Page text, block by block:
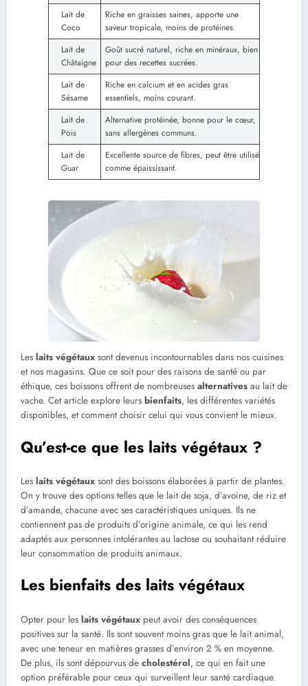
Lait de
Coco
Riche en graisses saines, apporte une
saveur tropicale, moins de protéines.
Lait de
Châtaigne
Goût sucré naturel, riche en minéraux, bien
pour des recettes sucrées.
Lait de
Sésame
Riche en calcium et en acides gras
essentiels, moins courant.
Lait de
Pois
Alternative protéinée, bonne pour le cœur,
sans allergènes communs.
Lait de
Guar
Excellente source de fibres, peut être utilisé
comme épaississant.
Les laits végétaux sont devenus incontournables dans nos cuisines
et nos magasins. Que ce soit pour des raisons de santé ou par
éthique, ces boissons offrent de nombreuses alternatives au lait de
vache. Cet article explore leurs bienfaits, les différentes variétés
disponibles, et comment choisir celui qui vous convient le mieux.
Qu’est-ce que les laits végétaux ?
Les laits végétaux sont des boissons élaborées à partir de plantes.
On y trouve des options telles que le lait de soja, d’avoine, de riz et
d’amande, chacune avec ses caractéristiques uniques. Ils ne
contiennent pas de produits d’origine animale, ce qui les rend
adaptés aux personnes intolérantes au lactose ou souhaitant réduire
leur consommation de produits animaux.
Les bienfaits des laits végétaux
Opter pour les laits végétaux peut avoir des conséquences
positives sur la santé. Ils sont souvent moins gras que le lait animal,
avec une teneur en matières grasses d’environ 2 % en moyenne.
De plus, ils sont dépourvus de cholestérol, ce qui en fait une
option préférable pour ceux qui surveillent leur santé cardiaque.